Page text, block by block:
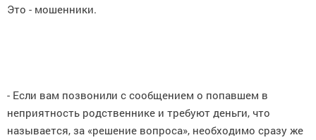
Это - мошенники.
- Если вам позвонили с сообщением о попавшем в
неприятность родственнике и требуют деньги, что
называется, за «решение вопроса», необходимо сразу же